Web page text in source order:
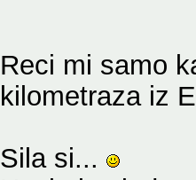
Reci mi samo
kilometraza iz
Sila si...